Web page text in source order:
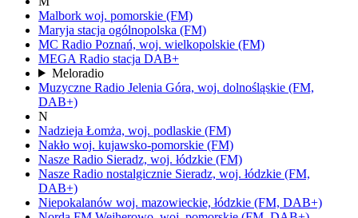
Malbork woj. pomorskie (FM)
Maryja stacja ogólnopolska (FM)
MC Radio Poznań, woj. wielkopolskie (FM)
MEGA Radio stacja DAB+
Meloradio
Muzyczne Radio Jelenia Góra, woj. dolnośląskie (FM,
DAB+)
N
Nadzieja Łomża, woj. podlaskie (FM)
Nakło woj. kujawsko-pomorskie (FM)
Nasze Radio Sieradz, woj. łódzkie (FM)
Nasze Radio nostalgicznie Sieradz, woj. łódzkie (FM,
DAB+)
Niepokalanów woj. mazowieckie, łódzkie (FM, DAB+)